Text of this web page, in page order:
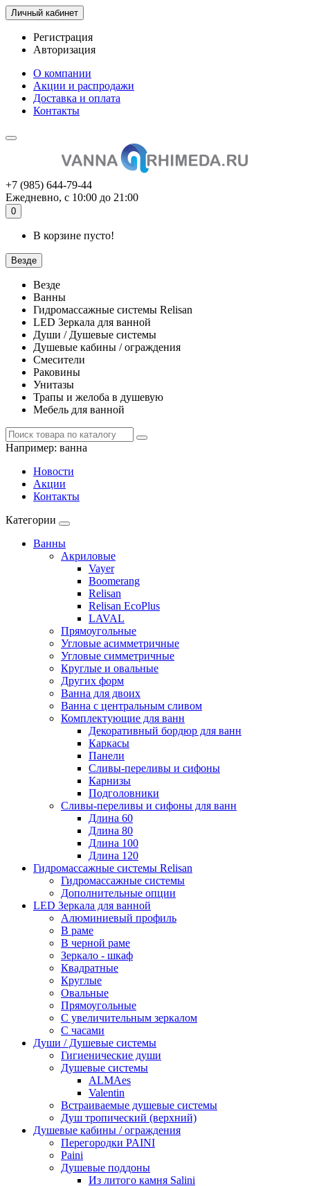
Личный кабинет
Регистрация
Авторизация
О компании
Акции и распродажи
Доставка и оплата
Контакты
+7 (985) 644-79-44
Ежедневно, с 10:00 до 21:00
0
В корзине пусто!
Везде
Везде
Ванны
Гидромассажные системы Relisan
LED Зеркала для ванной
Души / Душевые системы
Душевые кабины / ограждения
Смесители
Раковины
Унитазы
Трапы и желоба в душевую
Мебель для ванной
Например: ванна
Новости
Акции
Контакты
Категории
Ванны
Акриловые
Vayer
Boomerang
Relisan
Relisan EcoPlus
LAVAL
Прямоугольные
Угловые асимметричные
Угловые симметричные
Круглые и овальные
Других форм
Ванна для двоих
Ванна с центральным сливом
Комплектующие для ванн
Декоративный бордюр для ванн
Каркасы
Панели
Сливы-переливы и сифоны
Карнизы
Подголовники
Сливы-переливы и сифоны для ванн
Длина 60
Длина 80
Длина 100
Длина 120
Гидромассажные системы Relisan
Гидромассажные системы
Дополнительные опции
LED Зеркала для ванной
Алюминиевый профиль
В раме
В черной раме
Зеркало - шкаф
Квадратные
Круглые
Овальные
Прямоугольные
С увеличительным зеркалом
С часами
Души / Душевые системы
Гигиенические души
Душевые системы
ALMAes
Valentin
Встраиваемые душевые системы
Душ тропический (верхний)
Душевые кабины / ограждения
Перегородки PAINI
Paini
Душевые поддоны
Из литого камня Salini